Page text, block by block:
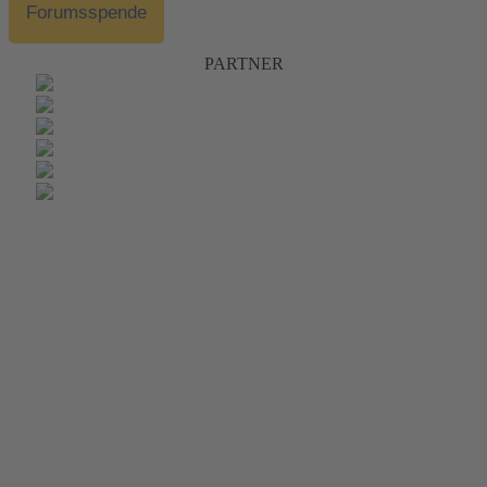
Forumsspende
PARTNER